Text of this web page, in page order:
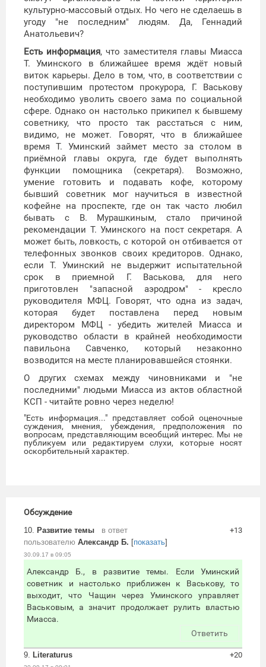
культурно-массовый отдых. Но чего не сделаешь в
угоду "не последним" людям. Да, Геннадий
Анатольевич?
Есть информация, что заместителя главы Миасса
Т. Уминского в ближайшее время ждёт новый
виток карьеры. Дело в том, что, в соответствии с
поступившим протестом прокурора, Г. Васькову
необходимо уволить своего зама по социальной
сфере. Однако он настолько прикипел к бывшему
советнику, что просто так расстаться с ним,
видимо, не может. Говорят, что в ближайшее
время Т. Уминский займет место за столом в
приёмной главы округа, где будет выполнять
функции помощника (секретаря). Возможно,
умение готовить и подавать кофе, которому
бывший советник мог научиться в известной
кофейне на проспекте, где он так часто любил
бывать с В. Мурашкиным, стало причиной
рекомендации Т. Уминского на пост секретаря. А
может быть, ловкость, с которой он отбивается от
телефонных звонков своих кредиторов. Однако,
если Т. Уминский не выдержит испытательной
срок в приемной Г. Васькова, для него
приготовлен "запасной аэродром" - кресло
руководителя МФЦ. Говорят, что одна из задач,
которая будет поставлена перед новым
директором МФЦ - убедить жителей Миасса и
руководство области в крайней необходимости
павильона Савченко, который незаконно
возводится на месте планировавшейся стоянки.
О других схемах между чиновниками и "не
последними" людьми Миасса из актов областной
КСП - читайте ровно через неделю!
"Есть информация..." представляет собой оценочные
суждения, мнения, убеждения, предположения по
вопросам, представляющим всеобщий интерес. Мы не
публикуем или редактируем слухи, которые носят
оскорбительный характер.
Обсуждение
10. Развитие темы
в ответ
пользователю Александр Б. [показать]
30.09.17 в 09:05
+13
Александр Б., в развитие темы. Если Уминский
советник и настолько приближен к Васькову, то
выходит, что Чащин через Уминского управляет
Васьковым, а значит продолжает рулить властью
Миасса.
Ответить
9. Literaturus +20